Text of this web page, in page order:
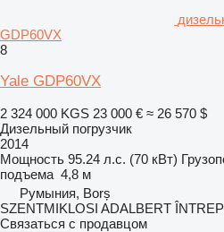
GDP60VX
8
Yale GDP60VX
2 324 000 KGS 23 000 € ≈ 26 570 $
Дизельный погрузчик
2014
Мощность 95.24 л.с. (70 кВт)
подъема 4,8 м
Румыния, Borș
SZENTMIKLOSI ADALBERT
Связаться с продавцом